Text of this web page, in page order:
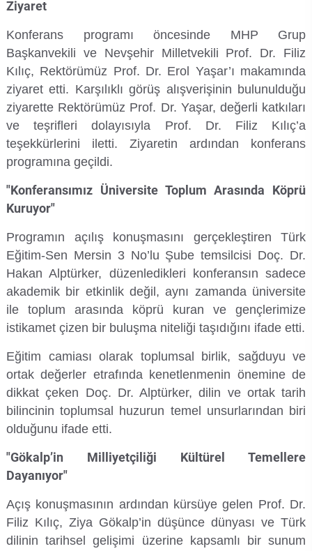
Ziyaret
Konferans programı öncesinde MHP Grup
Başkanvekili ve Nevşehir Milletvekili Prof. Dr. Filiz
Kılıç, Rektörümüz Prof. Dr. Erol Yaşar’ı makamında
ziyaret etti. Karşılıklı görüş alışverişinin bulunulduğu
ziyarette Rektörümüz Prof. Dr. Yaşar, değerli katkıları
ve teşrifleri dolayısıyla Prof. Dr. Filiz Kılıç’a
teşekkürlerini iletti. Ziyaretin ardından konferans
programına geçildi.
"Konferansımız Üniversite Toplum Arasında Köprü
Kuruyor"
Programın açılış konuşmasını gerçekleştiren Türk
Eğitim-Sen Mersin 3 No’lu Şube temsilcisi Doç. Dr.
Hakan Alptürker, düzenledikleri konferansın sadece
akademik bir etkinlik değil, aynı zamanda üniversite
ile toplum arasında köprü kuran ve gençlerimize
istikamet çizen bir buluşma niteliği taşıdığını ifade etti.
Eğitim camiası olarak toplumsal birlik, sağduyu ve
ortak değerler etrafında kenetlenmenin önemine de
dikkat çeken Doç. Dr. Alptürker, dilin ve ortak tarih
bilincinin toplumsal huzurun temel unsurlarından biri
olduğunu ifade etti.
"Gökalp’in Milliyetçiliği Kültürel Temellere
Dayanıyor"
Açış konuşmasının ardından kürsüye gelen Prof. Dr.
Filiz Kılıç, Ziya Gökalp’in düşünce dünyası ve Türk
dilinin tarihsel gelişimi üzerine kapsamlı bir sunum
Tıp Fakültesi
Turizm Fakültesi
Gıda Araştırmaları Uygulama ve Araştırma Merkezi
Göç Araştırmaları Uygulama ve Araştırma Merkezi
Görsel İşitsel Yapımlar Uygulama ve Araştırma Merkezi
Hastane
İlk Yardım Araştırma ve Uygulama Merkezi
İş Sağlığı ve Güvenliği Uygulama ve Araştırma Merkezi
Kadın Sorunları Uygulama ve Araştırma Merkezi
Kalibrasyon Uygulama ve Araştırma Merkezi
Kariyer Merkezi
Kilikia Arkeolojisi Araştırma Merkezi
Nevit Kodallı Oda Müziği Uygulama ve Araştırma Merkezi
Öğrenme ve Öğretmeyi Geliştirme Uygulama ve Araştırma Merkezi